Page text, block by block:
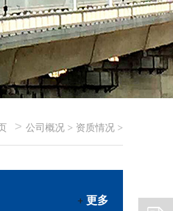
> 公司概况 > 资质情况 >
更多